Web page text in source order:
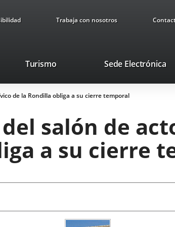
Trabaja con nosotros
TurismoThis
will
open
pop-
window.
Sede Electrónica
de la Rondilla obliga a su cierre temporal
salón de
a su cierre